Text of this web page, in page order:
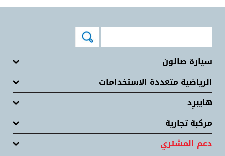
سيارة صالون
الرياضية متعددة الاستخدامات
هايبرِد
مركبة تجارية
دعم المشتري